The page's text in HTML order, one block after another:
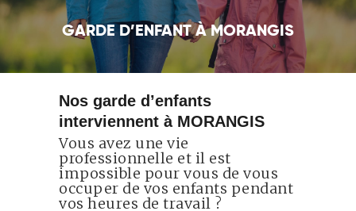
GARDE D’ENFANT À MORANGIS
Tarifs
Recrutement
À Propos De Nous
Contactez-Nous
Nos garde d’enfants
interviennent à MORANGIS
Vous avez une vie
professionnelle et il est
impossible pour vous de vous
occuper de vos enfants pendant
vos heures de travail ?